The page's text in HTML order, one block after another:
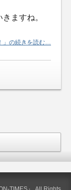
ますね。
」の続きを読む…